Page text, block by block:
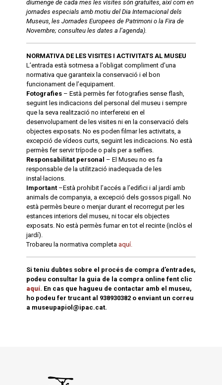
diumenge de cada mes les visites són gratuïtes, així com en
jornades especials amb motiu del Dia Internacional dels
Museus, les Jornades Europees de Patrimoni o la Fira de
Novembre; consulteu les dates a l’agenda).
NORMATIVA DE LES VISITES I ACTIVITATS AL MUSEU
L’entrada està sotmesa a l’obligat compliment d’una
normativa que garanteix la conservació i el bon
funcionament de l’equipament.
Fotografies – Està permès fer fotografies sense flash,
seguint les indicacions del personal del museu i sempre
que la seva realització no interfereixi en el
desenvolupament de les visites ni en la conservació dels
objectes exposats. No es poden filmar les activitats, a
excepció de vídeos curts, seguint les indicacions. No està
permès fer servir trípode o pals per a selfies.
Responsabilitat personal – El Museu no es fa
responsable de la utilització inadequada de les
instal·lacions.
Important –Està prohibit l’accés a l’edifici i al jardí amb
animals de companyia, a excepció dels gossos pigall. No
està permès beure o menjar durant el recorregut per les
estances interiors del museu, ni tocar els objectes
exposats. No està permès fumar en tot el recinte (inclòs el
jardí).
Trobareu la normativa completa aquí.
Si teniu dubtes sobre el procés de compra d’entrades,
podeu consultar la guia de la compra online fent clic
aquí. En cas que hagueu de contactar amb el museu,
ho podeu fer trucant al 938930382 o enviant un correu
a museupapiol@ipac.cat.